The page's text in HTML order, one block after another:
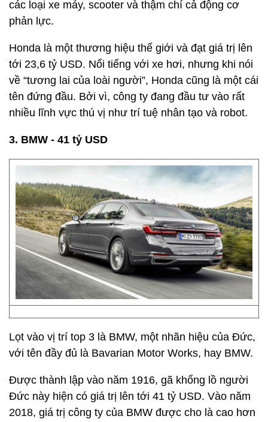
các loại xe máy, scooter và thậm chí cả động cơ
phản lực.
Honda là một thương hiệu thế giới và đạt giá trị lên
tới 23,6 tỷ USD. Nổi tiếng với xe hơi, nhưng khi nói
về “tương lai của loài người”, Honda cũng là một cái
tên đứng đầu. Bởi vì, công ty đang đầu tư vào rất
nhiều lĩnh vực thú vị như trí tuệ nhân tạo và robot.
3. BMW - 41 tỷ USD
Lọt vào vị trí top 3 là BMW, một nhãn hiệu của Đức,
với tên đầy đủ là Bavarian Motor Works, hay BMW.
Được thành lập vào năm 1916, gã khổng lồ người
Đức này hiện có giá trị lên tới 41 tỷ USD. Vào năm
2018, giá trị công ty của BMW được cho là cao hơn